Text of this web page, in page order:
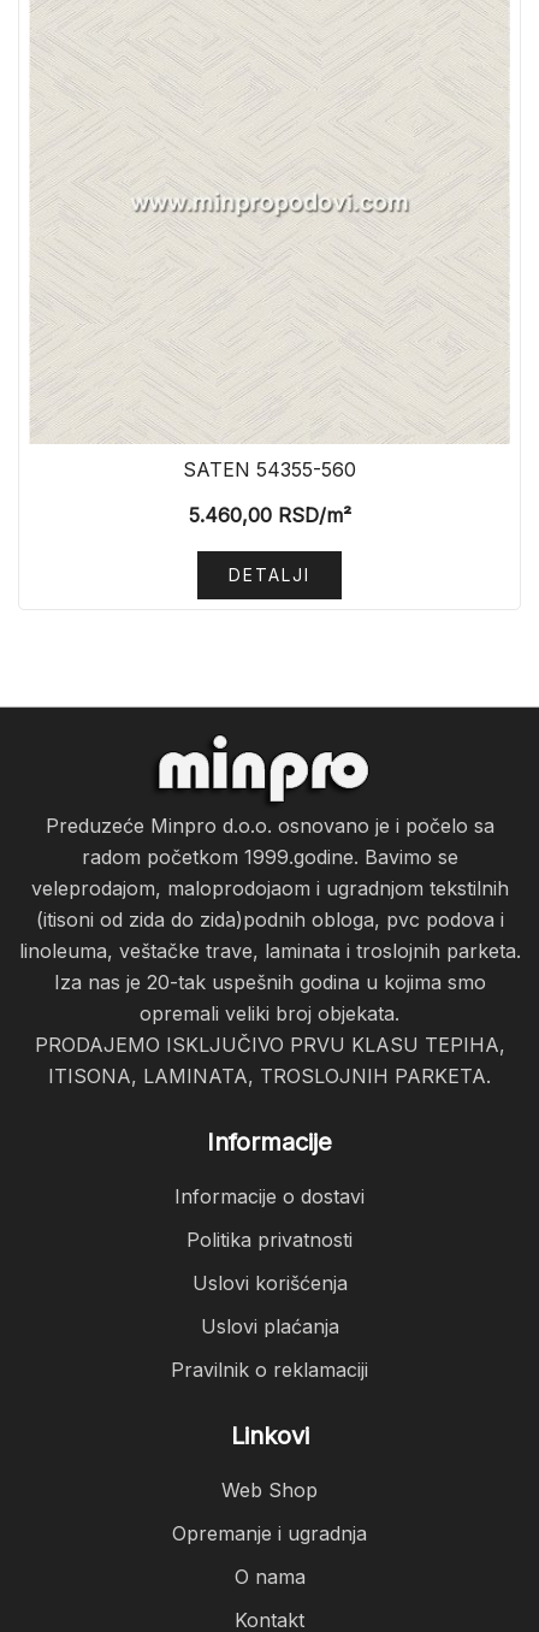
SATEN 54355-560
5.460,00RSD/m²
DETALJI
Preduzeće Minpro d.o.o. osnovano je i počelo sa
radom početkom 1999.godine. Bavimo se
veleprodajom, maloprodojaom i ugradnjom tekstilnih
(itisoni od zida do zida)podnih obloga, pvc podova i
linoleuma, veštačke trave, laminata i troslojnih parketa.
Iza nas je 20-tak uspešnih godina u kojima smo
opremali veliki broj objekata.
PRODAJEMO ISKLJUČIVO PRVU KLASU TEPIHA,
ITISONA, LAMINATA, TROSLOJNIH PARKETA.
Informacije
Informacije o dostavi
Politika privatnosti
Uslovi korišćenja
Uslovi plaćanja
Pravilnik o reklamaciji
Linkovi
Web Shop
Opremanje i ugradnja
O nama
Kontakt